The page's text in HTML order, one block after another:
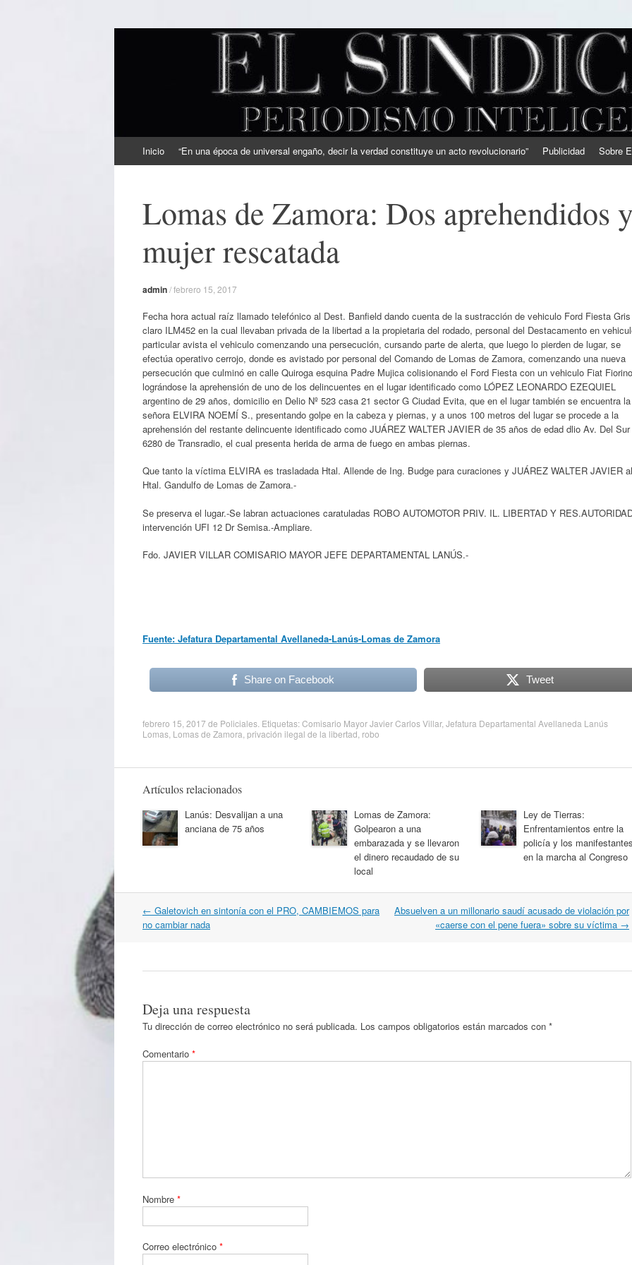
EL SINDICAL
Periodismo Inteligente
al
Inicio “En una época de universal engaño, decir la verdad constituye un acto revolucionario” Publicidad Sobre
Lomas de Zamora: Dos aprehendidos
mujer rescatada
admin/febrero 15, 2017
Fecha hora actual raíz llamado telefónico al Dest. Banfield dando cuenta de la sustracción de vehiculo Ford Fiesta Gris
claro ILM452 en la cual llevaban privada de la libertad a la propietaria del rodado, personal del Destacamento en
particular avista el vehiculo comenzando una persecución, cursando parte de alerta, que luego lo pierden de lugar, se
efectúa operativo cerrojo, donde es avistado por personal del Comando de Lomas de Zamora, comenzando una nueva
persecución que culminó en calle Quiroga esquina Padre Mujica colisionando el Ford Fiesta con un vehiculo Fiat Fiorino
lográndose la aprehensión de uno de los delincuentes en el lugar identificado como LÓPEZ LEONARDO EZEQUIEL
argentino de 29 años, domicilio en Delio Nº 523 casa 21 sector G Ciudad Evita, que en el lugar también se encuentra la
señora ELVIRA NOEMÍ S., presentando golpe en la cabeza y piernas, y a unos 100 metros del lugar se procede a la
aprehensión del restante delincuente identificado como JUÁREZ WALTER JAVIER de 35 años de edad dlio Av. Del Sur
6280 de Transradio, el cual presenta herida de arma de fuego en ambas piernas.
Que tanto la víctima ELVIRA es trasladada Htal. Allende de Ing. Budge para curaciones y JUÁREZ WALTER JAVIER al
Htal. Gandulfo de Lomas de Zamora.-
Se preserva el lugar.-Se labran actuaciones caratuladas ROBO AUTOMOTOR PRIV. IL. LIBERTAD Y
intervención UFI 12 Dr Semisa.-Ampliare.
Fdo. JAVIER VILLAR COMISARIO MAYOR JEFE DEPARTAMENTAL LANÚS.-
Fuente: Jefatura Departamental Avellaneda-Lanús-Lomas de Zamora
Share on Facebook Tweet
febrero 15, 2017 de Policiales . Etiquetas:Comisario Mayor Javier Carlos Villar, Jefatura Departamental Avellaneda Lanús
Lomas Lomas de Zamora privación ilegal de la libertad robo
Artículos relacionados
Lanús: Desvalijan a una
anciana de 75 años
Lomas de Zamora:
Golpearon a una
embarazada y se llevaron
el dinero recaudado de su
local
Ley de Tierras:
Enfrentamientos entre la
policía y los
en la marcha al Congreso
Navegación
por
← Galetovich en sintonía con el PRO, CAMBIEMOS para
no cambiar nada
Absuelven a un millonario saudí acusado de violación por
«caerse con el pene fuera» sobre su víctima →
Deja una respuesta
Tu dirección de correo electrónico no será publicada. Los campos obligatorios están marcados con *
Comentario *
Nombre *
Correo electrónico *